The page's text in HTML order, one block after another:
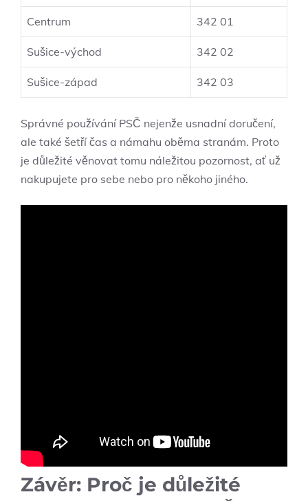
Centrum 342 01
Sušice-východ 342 02
Sušice-západ 342 03
Správné používání PSČ nejenže usnadní doručení,
ale také šetří čas a námahu oběma stranám. Proto
je důležité věnovat tomu náležitou pozornost, ať už
nakupujete pro sebe nebo pro někoho jiného.
Závěr: Proč je důležité